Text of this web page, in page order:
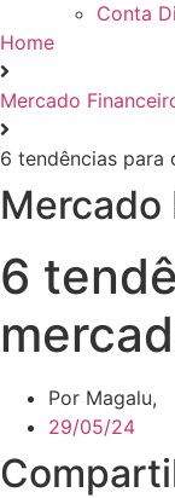
Conta
Home
Mercado
6 tendências para
Mercado
6
Por Magalu,
29/05/24